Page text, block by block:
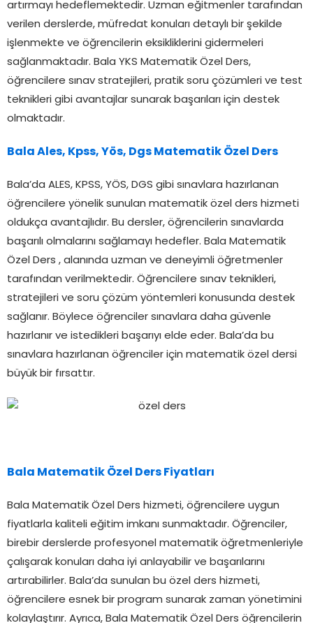
artırmayı hedeflemektedir. Uzman eğitmenler tarafından
verilen derslerde, müfredat konuları detaylı bir şekilde
işlenmekte ve öğrencilerin eksikliklerini gidermeleri
sağlanmaktadır. Bala YKS Matematik Özel Ders,
öğrencilere sınav stratejileri, pratik soru çözümleri ve test
teknikleri gibi avantajlar sunarak başarıları için destek
olmaktadır.
Bala Ales, Kpss, Yös, Dgs Matematik Özel Ders
Bala’da ALES, KPSS, YÖS, DGS gibi sınavlara hazırlanan
öğrencilere yönelik sunulan matematik özel ders hizmeti
oldukça avantajlıdır. Bu dersler, öğrencilerin sınavlarda
başarılı olmalarını sağlamayı hedefler. Bala Matematik
Özel Ders , alanında uzman ve deneyimli öğretmenler
tarafından verilmektedir. Öğrencilere sınav teknikleri,
stratejileri ve soru çözüm yöntemleri konusunda destek
sağlanır. Böylece öğrenciler sınavlara daha güvenle
hazırlanır ve istedikleri başarıyı elde eder. Bala’da bu
sınavlara hazırlanan öğrenciler için matematik özel dersi
büyük bir fırsattır.
Bala Matematik Özel Ders Fiyatları
Bala Matematik Özel Ders hizmeti, öğrencilere uygun
fiyatlarla kaliteli eğitim imkanı sunmaktadır. Öğrenciler,
birebir derslerde profesyonel matematik öğretmenleriyle
çalışarak konuları daha iyi anlayabilir ve başarılarını
artırabilirler. Bala’da sunulan bu özel ders hizmeti,
öğrencilere esnek bir program sunarak zaman yönetimini
kolaylaştırır. Ayrıca, Bala Matematik Özel Ders öğrencilerin